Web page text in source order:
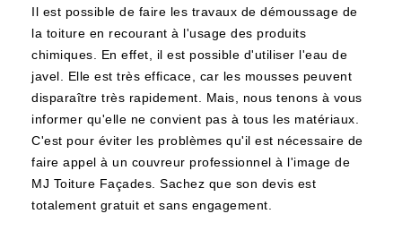
Il est possible de faire les travaux de démoussage de
la toiture en recourant à l'usage des produits
chimiques. En effet, il est possible d'utiliser l'eau de
javel. Elle est très efficace, car les mousses peuvent
disparaître très rapidement. Mais, nous tenons à vous
informer qu'elle ne convient pas à tous les matériaux.
C'est pour éviter les problèmes qu'il est nécessaire de
faire appel à un couvreur professionnel à l'image de
MJ Toiture Façades. Sachez que son devis est
totalement gratuit et sans engagement.